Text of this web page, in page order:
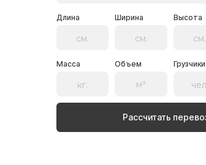
Длина Ширина Высота
Масса Объем Грузчики
Рассчитать